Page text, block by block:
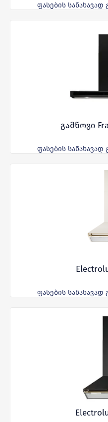
ფასების
გამწოვი
ფასების
ფასების